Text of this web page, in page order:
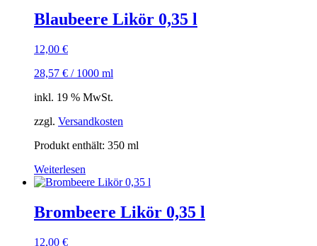
Blaubeere Likör 0,35 l
12,00 €
28,57 € / 1000 ml
inkl. 19 % MwSt.
zzgl. Versandkosten
Produkt enthält: 350 ml
Weiterlesen
Brombeere Likör 0,35 l
12,00 €